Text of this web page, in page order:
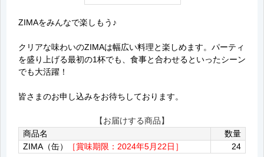
ZIMAをみんなで楽しもう♪
クリアな味わいのZIMAは幅広い料理と楽しめます。パーティ
を盛り上げる最初の1杯でも、食事と合わせるといったシーン
でも大活躍！
皆さまのお申し込みをお待ちしております。
【お届けする商品】
商品名
数量
ZIMA（缶）
［賞味期限：2024年5月22日］ 24